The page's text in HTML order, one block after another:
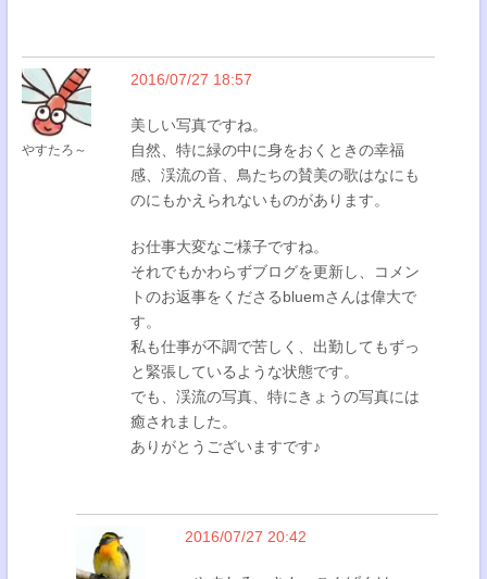
やすたろ～
2016/07/27 18:57
美しい写真ですね。
自然、特に緑の中に身をおくときの幸福
感、渓流の音、鳥たちの賛美の歌はなにも
のにもかえられないものがあります。
お仕事大変なご様子ですね。
それでもかわらずブログを更新し、コメン
トのお返事をくださるbluemさんは偉大で
す。
私も仕事が不調で苦しく、出勤してもずっ
と緊張しているような状態です。
でも、渓流の写真、特にきょうの写真には
癒されました。
ありがとうございますです♪
2016/07/27 20:42